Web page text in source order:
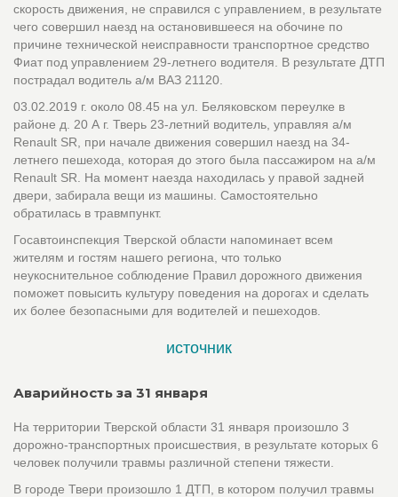
скорость движения, не справился с управлением, в результате
чего совершил наезд на остановившееся на обочине по
причине технической неисправности транспортное средство
Фиат под управлением 29-летнего водителя. В результате ДТП
пострадал водитель а/м ВАЗ 21120.
03.02.2019 г. около 08.45 на ул. Беляковском переулке в
районе д. 20 А г. Тверь 23-летний водитель, управляя а/м
Renault SR, при начале движения совершил наезд на 34-
летнего пешехода, которая до этого была пассажиром на а/м
Renault SR. На момент наезда находилась у правой задней
двери, забирала вещи из машины. Самостоятельно
обратилась в травмпункт.
Госавтоинспекция Тверской области напоминает всем
жителям и гостям нашего региона, что только
неукоснительное соблюдение Правил дорожного движения
поможет повысить культуру поведения на дорогах и сделать
их более безопасными для водителей и пешеходов.
источник
Аварийность за 31 января
На территории Тверской области 31 января произошло 3
дорожно-транспортных происшествия, в результате которых 6
человек получили травмы различной степени тяжести.
В городе Твери произошло 1 ДТП, в котором получил травмы